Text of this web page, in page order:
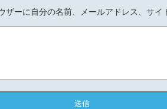
ーに自分の名前、メールアドレス、サイ